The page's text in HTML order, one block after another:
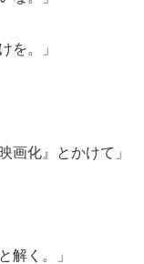
を。」
画化』とかけて」
解く。」